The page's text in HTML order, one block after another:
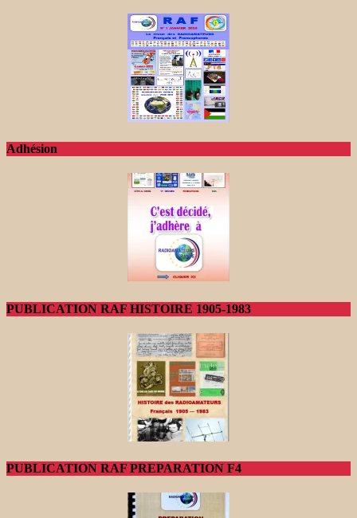
Adhésion
PUBLICATION RAF HISTOIRE 1905-1983
PUBLICATION RAF PREPARATION F4